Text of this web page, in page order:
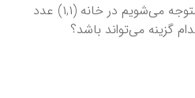
می‌شویم در خانه (۱,۱) عدد
گزینه می‌تواند باشد؟